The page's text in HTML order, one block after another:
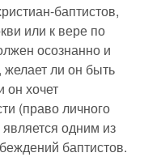
баптистов,
или к вере по
осознанно и
ли он быть
он хочет
(право личного
одним из
баптистов.